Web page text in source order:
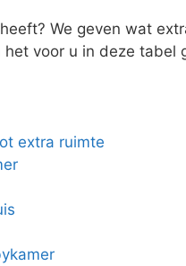
We geven wat
voor u in deze tabel
extra ruimte